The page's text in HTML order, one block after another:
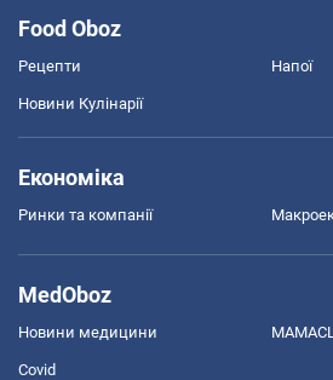
Food Oboz
Рецепти Напої
Новини Кулінарії
Економіка
Ринки та компанії
MedOboz
Новини медицини
Covid